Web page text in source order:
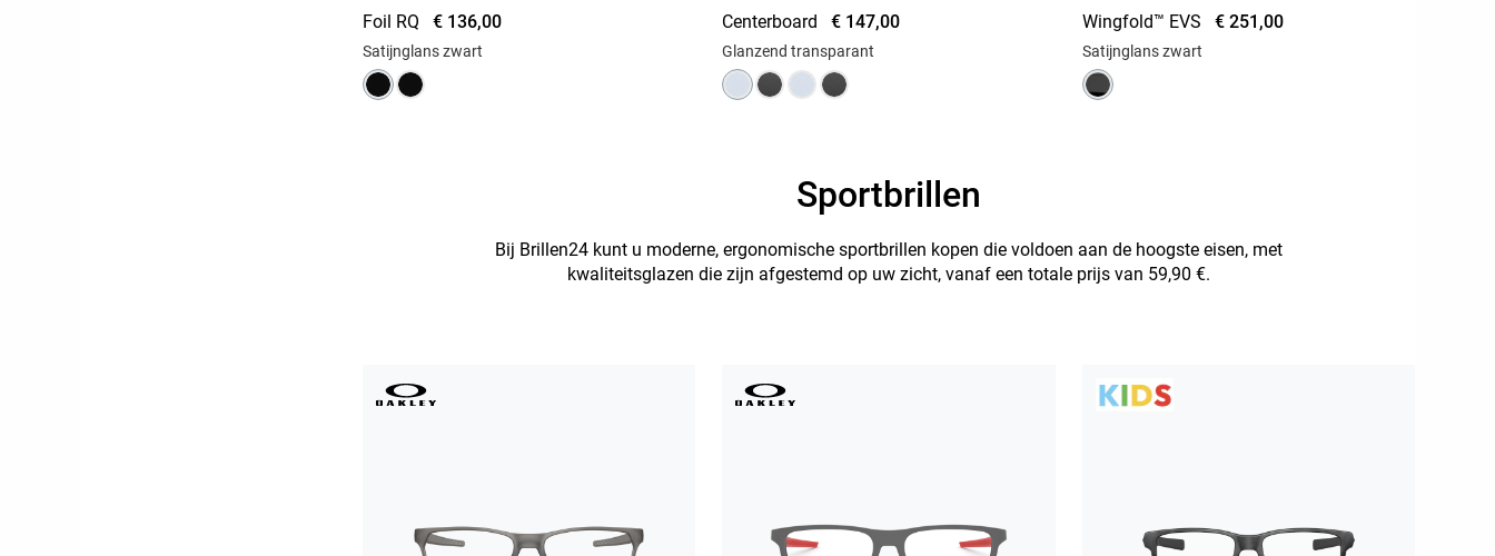
Foil RQ € 136,00
Satijnglans zwart
Centerboard € 147,00
Glanzend transparant
Wingfold™ EVS € 251,00
Satijnglans zwart
Sportbrillen
Bij Brillen24 kunt u moderne, ergonomische sportbrillen kopen die voldoen aan de hoogste eisen, met
kwaliteitsglazen die zijn afgestemd op uw zicht, vanaf een totale prijs van 59,90 €.